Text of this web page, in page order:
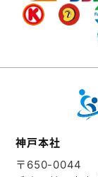
神戸本社
〒650-0044